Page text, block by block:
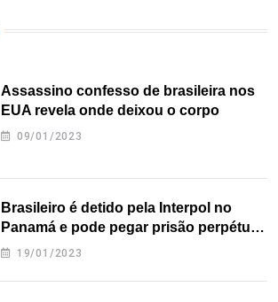
Assassino confesso de brasileira nos
EUA revela onde deixou o corpo
09/01/2023
Brasileiro é detido pela Interpol no
Panamá e pode pegar prisão perpétua
nos EUA
19/01/2023